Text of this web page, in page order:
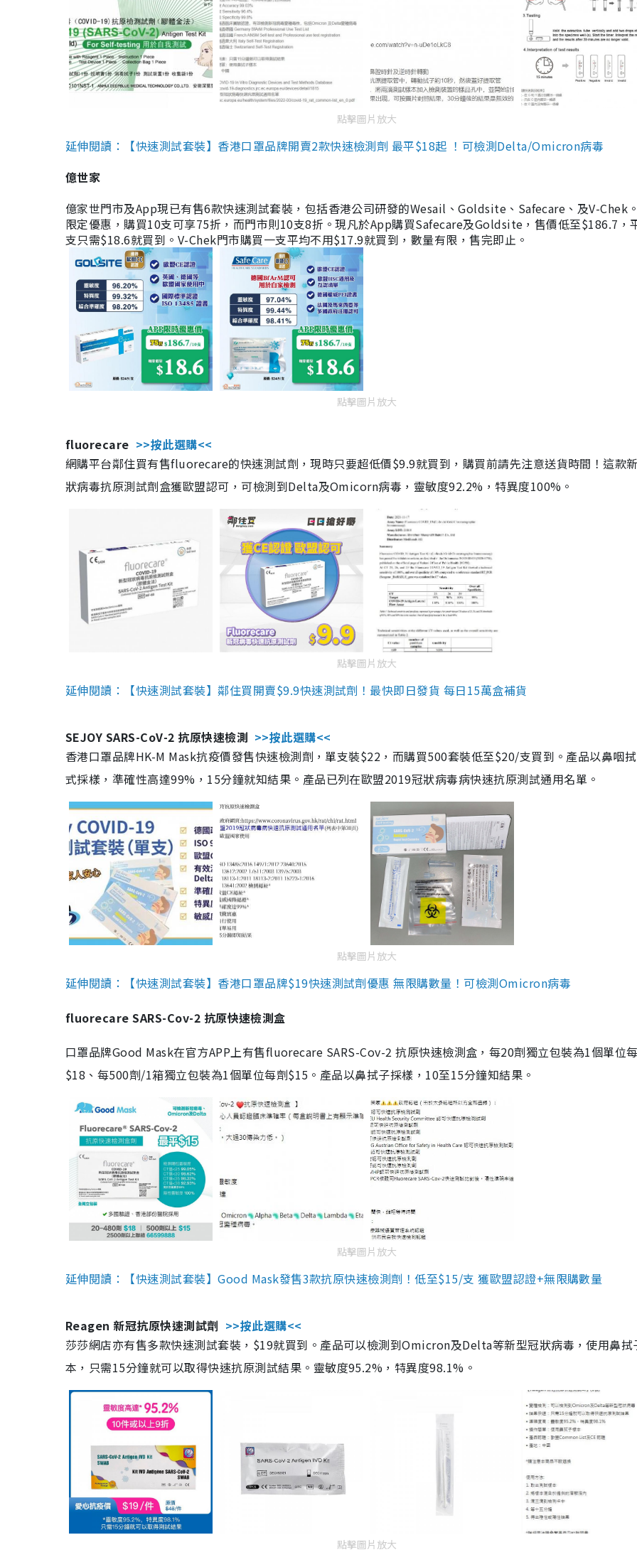
點擊圖片放大
延伸閱讀：【快速測試套裝】香港口罩品牌開賣2款快速檢測劑 最平$18起 ！可檢測Delta/Omicron病毒
億世家
億家世門市及App現已有售6款快速測試套裝，包括香港公司研發的Wesail、Goldsite、Safecare、及V-Chek
限定優惠，購買10支可享75折，而門市則10支8折。現凡於App購買Safecare及Goldsite，售價低至$186.7，
支只需$18.6就買到。V-Chek門市購買一支平均不用$17.9就買到，數量有限，售完即止。
點擊圖片放大
fluorecare >>按此選購<<
網購平台鄰住買有售fluorecare的快速測試劑，現時只要超低價$9.9就買到，購買前請先注意送貨時間！這款
狀病毒抗原測試劑盒獲歐盟認可，可檢測到Delta及Omicorn病毒，靈敏度92.2%，特異度100%。
點擊圖片放大
延伸閱讀：【快速測試套裝】鄰住買開賣$9.9快速測試劑！最快即日發貨 每日15萬盒補貨
SEJOY SARS-CoV-2 抗原快速檢測 >>按此選購<<
香港口罩品牌HK-M Mask抗疫價發售快速檢測劑，單支裝$22，而購買500套裝低至$20/支買到。產品以鼻咽
式採樣，準確性高達99%，15分鐘就知結果。產品已列在歐盟2019冠狀病毒病快速抗原測試通用名單。
點擊圖片放大
延伸閱讀：【快速測試套裝】香港口罩品牌$19快速測試劑優惠 無限購數量！可檢測Omicron病毒
fluorecare SARS-Cov-2 抗原快速檢測盒
口罩品牌Good Mask在官方APP上有售fluorecare SARS-Cov-2 抗原快速檢測盒，每20劑獨立包裝為1個單位
$18、每500劑/1箱獨立包裝為1個單位每劑$15。產品以鼻拭子採樣，10至15分鐘知結果。
點擊圖片放大
延伸閱讀：【快速測試套裝】Good Mask發售3款抗原快速檢測劑！低至$15/支 獲歐盟認證+無限購數量
Reagen 新冠抗原快速測試劑 >>按此選購<<
莎莎網店亦有售多款快速測試套裝，$19就買到。產品可以檢測到Omicron及Delta等新型冠狀病毒，使用鼻拭
本，只需15分鐘就可以取得快速抗原測試結果。靈敏度95.2%，特異度98.1%。
點擊圖片放大